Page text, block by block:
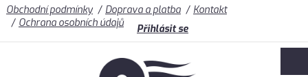
Obchodní podmínky Doprava a platba
Kontakt
Ochrana osobních údajů
Přihlásit se